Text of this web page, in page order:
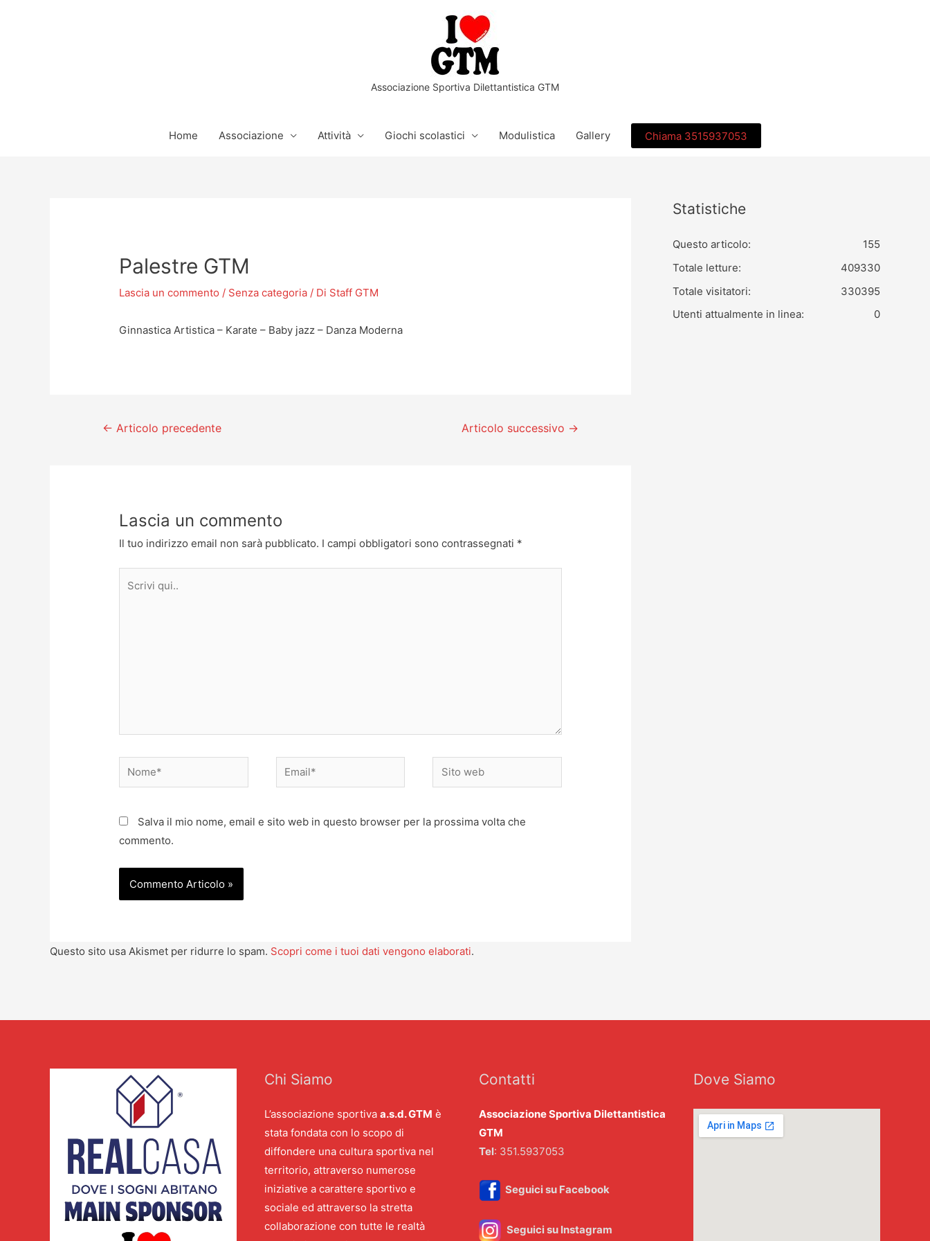
Associazione Sportiva Dilettantistica GTM
Home Associazione Attività Giochi scolastici Modulistica Gallery Chiama 3515937053
Palestre GTM
Lascia un commento / Senza categoria / Di Staff GTM
Ginnastica Artistica – Karate – Baby jazz – Danza Moderna
← Articolo precedente Articolo successivo →
Lascia un commento
Il tuo indirizzo email non sarà pubblicato. I campi obbligatori sono contrassegnati *
Nome* Email*
Sito
web
Salva il mio nome, email e sito web in questo browser per la prossima volta che
commento.
Questo sito usa Akismet per ridurre lo spam. Scopri come i tuoi dati vengono elaborati.
Statistiche
155
Questo articolo:
409330
Totale letture:
330395
Totale visitatori:
0
Utenti attualmente in linea:
Chi Siamo
L’associazione sportiva a.s.d. GTM è
stata fondata con lo scopo di
diffondere una cultura sportiva nel
territorio, attraverso numerose
iniziative a carattere sportivo e
sociale ed attraverso la stretta
collaborazione con tutte le realtà
Contatti
Associazione Sportiva Dilettantistica
GTM
Tel: 351.5937053
Seguici su Facebook
Seguici su Instagram
Dove Siamo